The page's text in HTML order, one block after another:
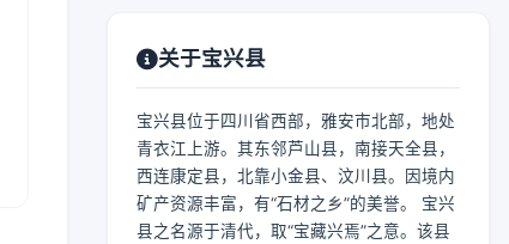
关于宝兴县
宝兴县位于四川省西部，雅安市北部，地处
青衣江上游。其东邻芦山县，南接天全县，
西连康定县，北靠小金县、汶川县。因境内
矿产资源丰富，有“石材之乡”的美誉。 宝兴
县之名源于清代，取“宝藏兴焉”之意。该县